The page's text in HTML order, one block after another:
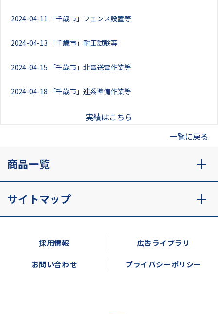
2024-04-11 「千歳市」フェンス設置等
2024-04-13 「千歳市」耐圧試験等
2024-04-15 「千歳市」北電送電作業等
2024-04-18 「千歳市」連系準備作業等
実績はこちら
一覧に戻る
商品一覧
サイトマップ
採用情報 広告ライブラリ
お問い合わせ プライバシーポリシー